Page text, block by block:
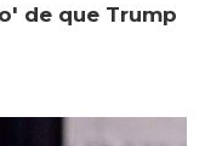
de que Trump